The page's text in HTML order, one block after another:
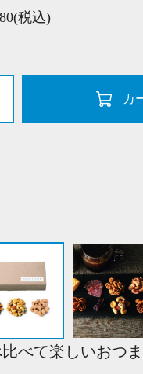
税込)
カ
べて楽しいおつ